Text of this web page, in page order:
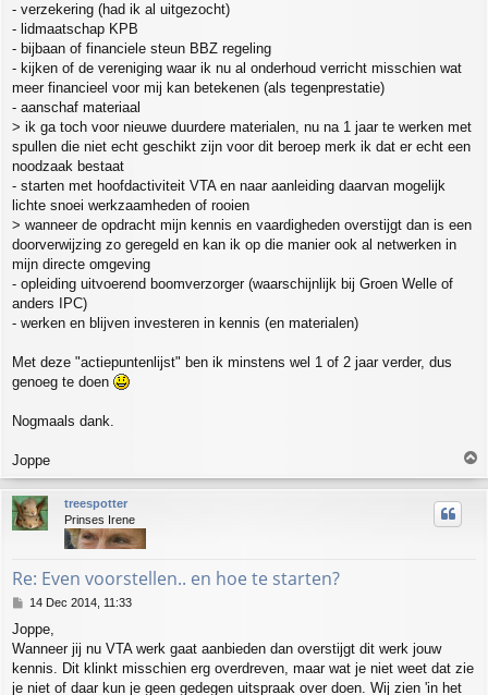
- verzekering (had ik al uitgezocht)
- lidmaatschap KPB
- bijbaan of financiele steun BBZ regeling
- kijken of de vereniging waar ik nu al onderhoud verricht misschien wat
meer financieel voor mij kan betekenen (als tegenprestatie)
- aanschaf materiaal
> ik ga toch voor nieuwe duurdere materialen, nu na 1 jaar te werken met
spullen die niet echt geschikt zijn voor dit beroep merk ik dat er echt een
noodzaak bestaat
- starten met hoofdactiviteit VTA en naar aanleiding daarvan mogelijk
lichte snoei werkzaamheden of rooien
> wanneer de opdracht mijn kennis en vaardigheden overstijgt dan is een
doorverwijzing zo geregeld en kan ik op die manier ook al netwerken in
mijn directe omgeving
- opleiding uitvoerend boomverzorger (waarschijnlijk bij Groen Welle of
anders IPC)
- werken en blijven investeren in kennis (en materialen)
Met deze "actiepuntenlijst" ben ik minstens wel 1 of 2 jaar verder, dus
genoeg te doen
Nogmaals dank.
Joppe
o
p
treespotter
Prinses Irene
Re: Even voorstellen.. en hoe te starten?
P
s
t
14 Dec 2014, 11:33
Joppe,
Wanneer jij nu VTA werk gaat aanbieden dan overstijgt dit werk jouw
kennis. Dit klinkt misschien erg overdreven, maar wat je niet weet dat zie
je niet of daar kun je geen gedegen uitspraak over doen. Wij zien 'in het